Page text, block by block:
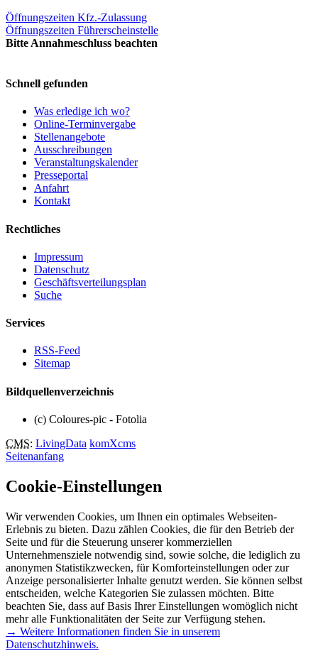
Öffnungszeiten Kfz.-Zulassung
Öffnungszeiten Führerscheinstelle
Bitte Annahmeschluss beachten
Schnell gefunden
Was erledige ich wo?
Online-Terminvergabe
Stellenangebote
Ausschreibungen
Veranstaltungskalender
Presseportal
Anfahrt
Kontakt
Rechtliches
Impressum
Datenschutz
Geschäftsverteilungsplan
Suche
Services
RSS-Feed
Sitemap
Bildquellenverzeichnis
(c) Coloures-pic - Fotolia
CMS: LivingData komXcms
Seitenanfang
Cookie-Einstellungen
Wir verwenden Cookies, um Ihnen ein optimales Webseiten-
Erlebnis zu bieten. Dazu zählen Cookies, die für den Betrieb der
Seite und für die Steuerung unserer kommerziellen
Unternehmensziele notwendig sind, sowie solche, die lediglich zu
anonymen Statistikzwecken, für Komforteinstellungen oder zur
Anzeige personalisierter Inhalte genutzt werden. Sie können selbst
entscheiden, welche Kategorien Sie zulassen möchten. Bitte
beachten Sie, dass auf Basis Ihrer Einstellungen womöglich nicht
mehr alle Funktionalitäten der Seite zur Verfügung stehen.
→ Weitere Informationen finden Sie in unserem
Datenschutzhinweis.